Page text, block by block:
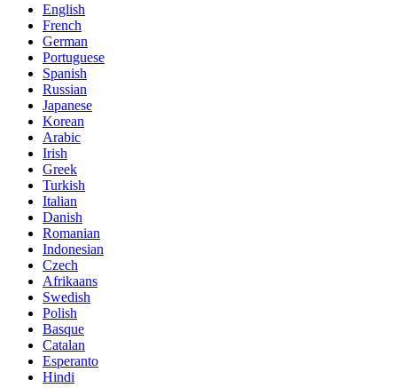
English
French
German
Portuguese
Spanish
Russian
Japanese
Korean
Arabic
Irish
Greek
Turkish
Italian
Danish
Romanian
Indonesian
Czech
Afrikaans
Swedish
Polish
Basque
Catalan
Esperanto
Hindi